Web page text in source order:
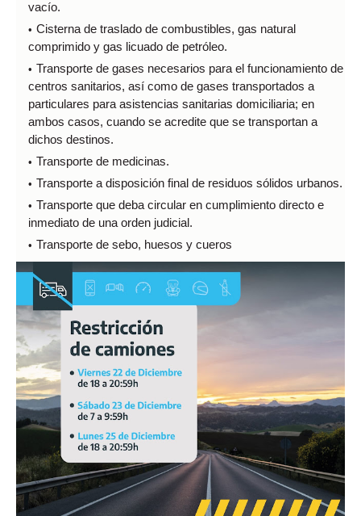
vacío.
Cisterna de traslado de combustibles, gas natural
comprimido y gas licuado de petróleo.
Transporte de gases necesarios para el funcionamiento de
centros sanitarios, así como de gases transportados a
particulares para asistencias sanitarias domiciliaria; en
ambos casos, cuando se acredite que se transportan a
dichos destinos.
Transporte de medicinas.
Transporte a disposición final de residuos sólidos urbanos.
Transporte que deba circular en cumplimiento directo e
inmediato de una orden judicial.
Transporte de sebo, huesos y cueros